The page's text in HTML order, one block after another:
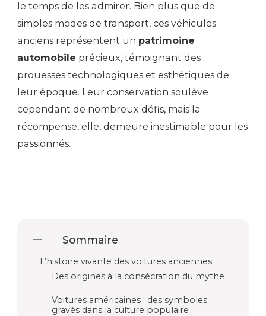
le temps de les admirer. Bien plus que de
simples modes de transport, ces véhicules
anciens représentent un patrimoine
automobile précieux, témoignant des
prouesses technologiques et esthétiques de
leur époque. Leur conservation soulève
cependant de nombreux défis, mais la
récompense, elle, demeure inestimable pour les
passionnés.
Sommaire
L’histoire vivante des voitures anciennes
Des origines à la consécration du mythe
Voitures américaines : des symboles
gravés dans la culture populaire